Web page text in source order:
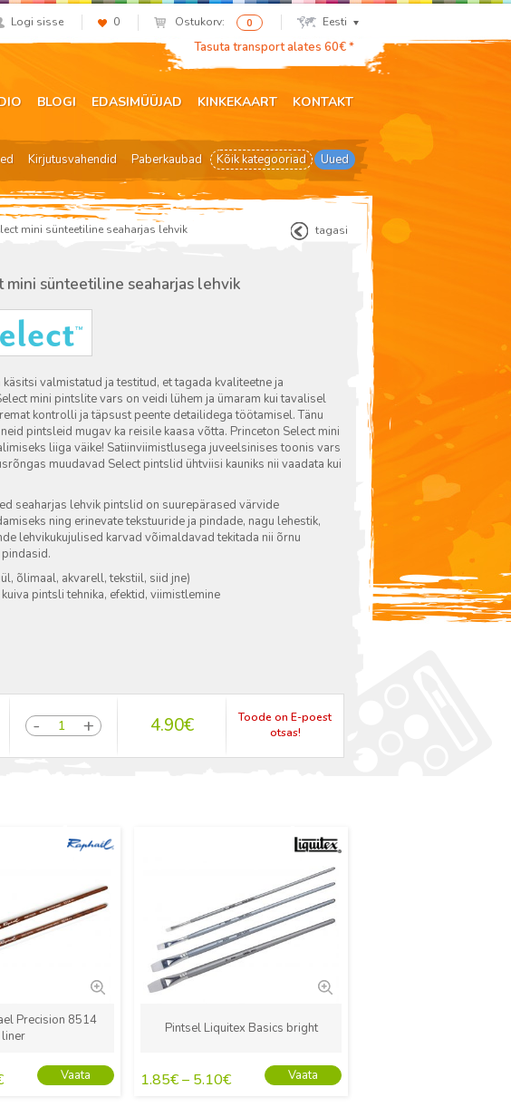
Logi sisse 0 Ostukorv: 0 Eesti
Tasuta transport alates 60€ *
BLOGI EDASIMÜÜJAD KINKEKAART KONTAKT
Kirjutusvahendid Paberkaubad Kõik kategooriad Uued
mini sünteetiline seaharjas lehvik tagasi
sünteetiline seaharjas lehvik
valmistatud ja testitud, et tagada kvaliteetne ja
mini pintslite vars on veidi lühem ja ümaram kui tavalisel
kontrolli ja täpsust peente detailidega töötamisel. Tänu
pintsleid mugav ka reisile kaasa võtta. Princeton Select mini
liiga väike! Satiinviimistlusega juveelsinises toonis vars
muudavad Select pintslid ühtviisi kauniks nii vaadata kui
seaharjas lehvik pintslid on suurepärased värvide
ning erinevate tekstuuride ja pindade, nagu lehestik,
lehvikukujulised karvad võimaldavad tekitada nii õrnu
õlimaal, akvarell, tekstiil, siid jne)
pintsli tehnika, efektid, viimistlemine
4.90€
Toode on E-poest
otsas!
Precision 8514
liner
Vaata
Pintsel Liquitex Basics bright
1.85€– 5.10€ Vaata